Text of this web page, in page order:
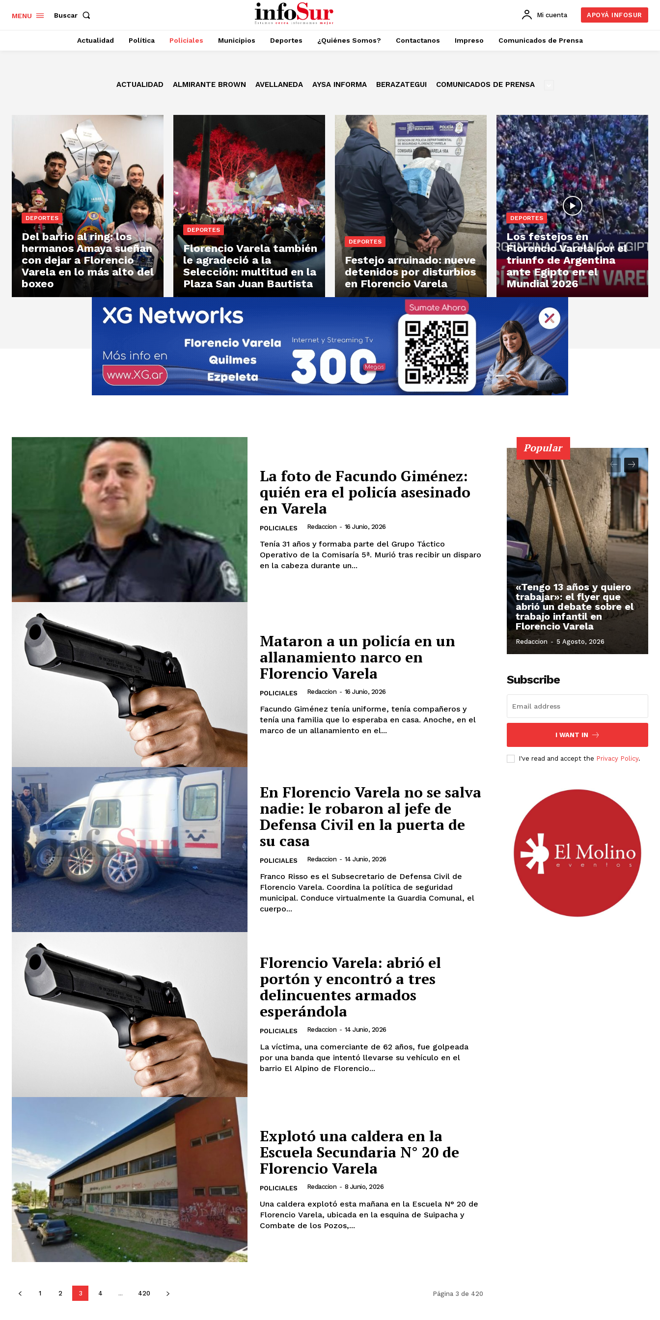
MENU Buscar Mi cuenta APOYÁ INFOSUR
Actualidad Política Policiales Municipios Deportes ¿Quiénes Somos? Contactanos Impreso Comunicados de Prensa
ACTUALIDAD ALMIRANTE BROWN AVELLANEDA AYSA INFORMA BERAZATEGUI COMUNICADOS DE PRENSA
DEPORTES
Del barrio al ring: los
hermanos Amaya sueñan
con dejar a Florencio
Varela en lo más alto del
boxeo
DEPORTES
Florencio Varela también
le agradeció a la
Selección: multitud en la
Plaza San Juan Bautista
DEPORTES
Festejo arruinado: nueve
detenidos por disturbios
en Florencio Varela
DEPORTES
Los festejos en
Florencio Varela por el
triunfo de Argentina
ante Egipto en el
Mundial 2026
La foto de Facundo Giménez:
quién era el policía asesinado
en Varela
POLICIALES Redaccion - 16 Junio, 2026
Tenía 31 años y formaba parte del Grupo Táctico
Operativo de la Comisaría 5ª. Murió tras recibir un disparo
en la cabeza durante un...
Mataron a un policía en un
allanamiento narco en
Florencio Varela
POLICIALES Redaccion - 16 Junio, 2026
Facundo Giménez tenía uniforme, tenía compañeros y
tenía una familia que lo esperaba en casa. Anoche, en el
marco de un allanamiento en el...
En Florencio Varela no se salva
nadie: le robaron al jefe de
Defensa Civil en la puerta de
su casa
POLICIALES Redaccion - 14 Junio, 2026
Franco Risso es el Subsecretario de Defensa Civil de
Florencio Varela. Coordina la política de seguridad
municipal. Conduce virtualmente la Guardia Comunal, el
cuerpo...
Florencio Varela: abrió el
portón y encontró a tres
delincuentes armados
esperándola
POLICIALES Redaccion - 14 Junio, 2026
La víctima, una comerciante de 62 años, fue golpeada
por una banda que intentó llevarse su vehículo en el
barrio El Alpino de Florencio...
Explotó una caldera en la
Escuela Secundaria N° 20 de
Florencio Varela
POLICIALES Redaccion - 8 Junio, 2026
Una caldera explotó esta mañana en la Escuela N° 20 de
Florencio Varela, ubicada en la esquina de Suipacha y
Combate de los Pozos,...
1 2 3 4 ... 420 Página 3 de 420
Popular
«Tengo 13 años y quiero
trabajar»: el flyer que
abrió un debate sobre el
trabajo infantil en
Florencio Varela
Redaccion - 5 Agosto, 2026
Subscribe
I WANT IN
I've read and accept the Privacy Policy.